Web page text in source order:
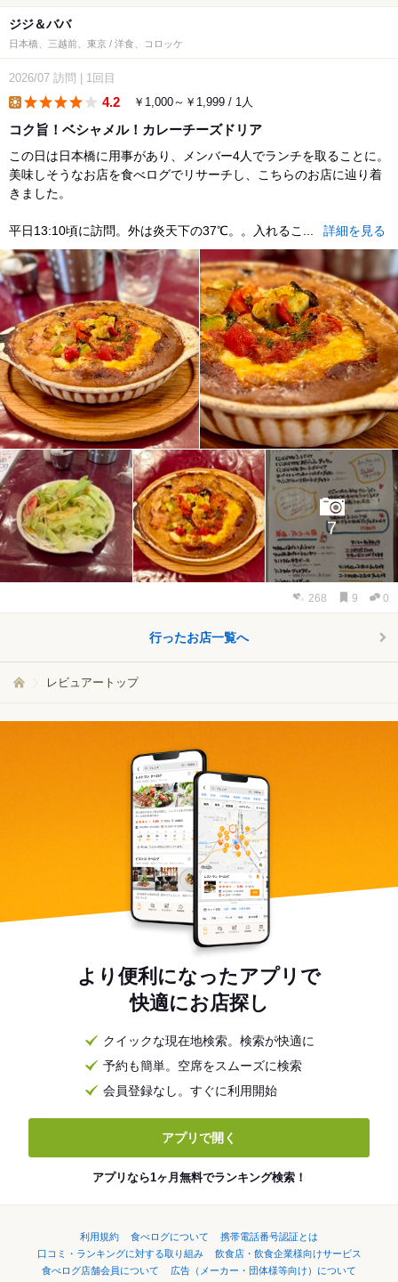
ジジ＆ババ
日本橋、三越前、東京 / 洋食、コロッケ
2026/07 訪問 1回目
4.2 ￥1,000～￥1,999 / 1人
コク旨！ベシャメル！カレーチーズドリア
この日は日本橋に用事があり、メンバー4人でランチを取ることに。
美味しそうなお店を食べログでリサーチし、こちらのお店に辿り着
きました。
平日13:10頃に訪問。外は炎天下の37℃。。入れるこ... 詳細を見る
7
268 9 0
行ったお店一覧へ
レビュアートップ
より便利になったアプリで
快適にお店探し
クイックな現在地検索。検索が快適に
予約も簡単。空席をスムーズに検索
会員登録なし。すぐに利用開始
アプリで開く
アプリなら1ヶ月無料でランキング検索！
利用規約 食べログについて
携帯電話番号認証とは
口コミ・ランキングに対する取り組み
飲食店・飲食企業様向けサービス
食べログ店舗会員について
広告（メーカー・団体様等向け）について